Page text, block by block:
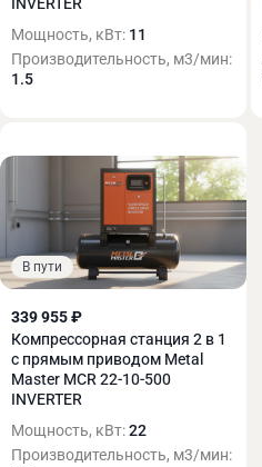
Мощность, кВт: 11
Производительность, м3/мин:
1.5
В пути
339 955 ₽
Компрессорная станция 2 в 1
с прямым приводом Metal
Master MCR 22-10-500
INVERTER
Мощность, кВт:22
Производительность, м3/мин: